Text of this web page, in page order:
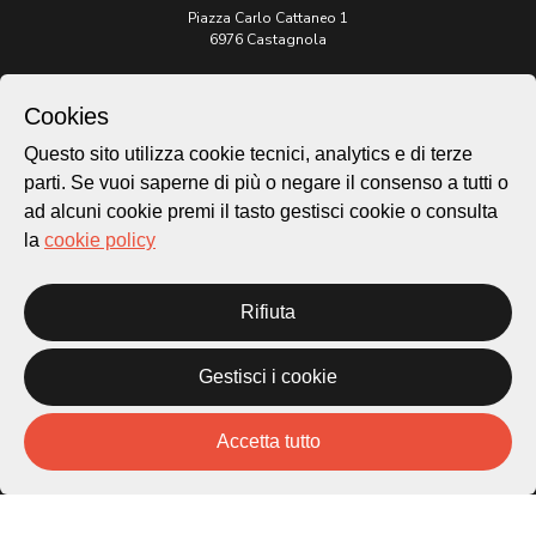
Piazza Carlo Cattaneo 1
6976 Castagnola
patrimonio@lugano.ch
t. +41 58 866 68 50
Sito istituzionale:
Privacy Policy
Credits
Homepage
Temi
Storie
Cookies
Questo sito utilizza cookie tecnici, analytics e di terze
parti. Se vuoi saperne di più o negare il consenso a tutti o
ad alcuni cookie premi il tasto gestisci cookie o consulta
la cookie policy
Rifiuta
Gestisci i cookie
Accetta tutto